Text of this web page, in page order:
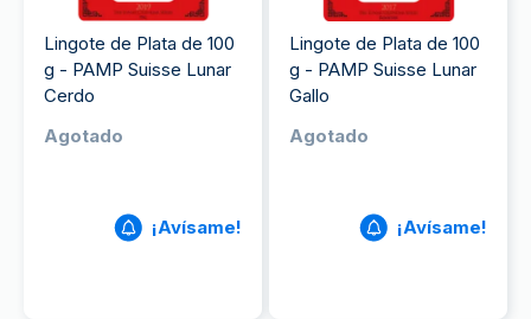
Lingote de Plata de 100
g - PAMP Suisse Lunar
Cerdo
Agotado
¡Avísame!
Lingote de Plata de 100
g - PAMP Suisse Lunar
Gallo
Agotado
¡Avísame!